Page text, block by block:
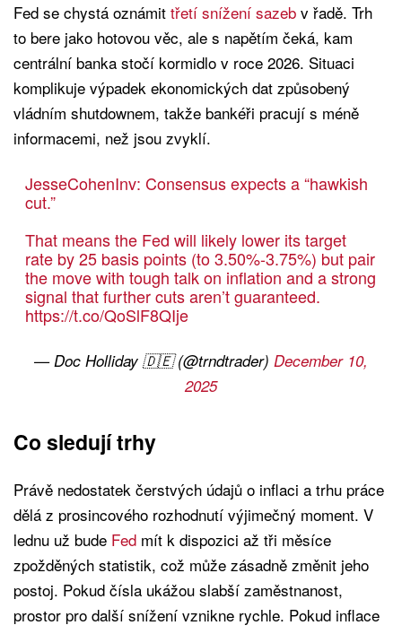
Fed se chystá oznámit třetí snížení sazeb v řadě. Trh
to bere jako hotovou věc, ale s napětím čeká, kam
centrální banka stočí kormidlo v roce 2026. Situaci
komplikuje výpadek ekonomických dat způsobený
vládním shutdownem, takže bankéři pracují s méně
informacemi, než jsou zvyklí.
JesseCohenInv: Consensus expects a “hawkish
cut.”
That means the Fed will likely lower its target
rate by 25 basis points (to 3.50%-3.75%) but pair
the move with tough talk on inflation and a strong
signal that further cuts aren’t guaranteed.
https://t.co/QoSlF8QIje
— Doc Holliday 🇩🇪 (@trndtrader) December 10,
2025
Co sledují trhy
Právě nedostatek čerstvých údajů o inflaci a trhu práce
dělá z prosincového rozhodnutí výjimečný moment. V
lednu už bude Fed mít k dispozici až tři měsíce
zpožděných statistik, což může zásadně změnit jeho
postoj. Pokud čísla ukážou slabší zaměstnanost,
prostor pro další snížení vznikne rychle. Pokud inflace